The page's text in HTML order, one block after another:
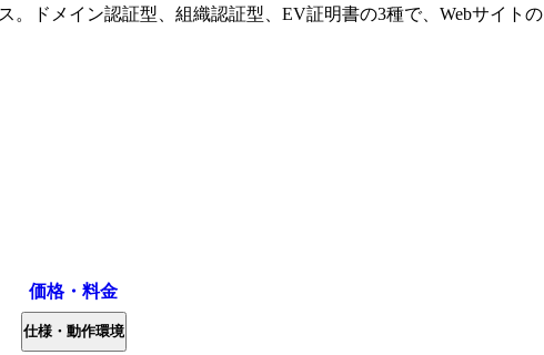
。ドメイン認証型、組織認証型、EV証明書の3種で、Webサイトの
価格・料金
仕様・動作環境